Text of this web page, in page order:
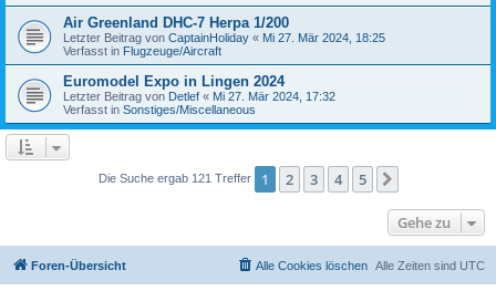
Air Greenland DHC-7 Herpa 1/200
Letzter Beitrag von CaptainHoliday « Mi 27. Mär 2024, 18:25
Verfasst in Flugzeuge/Aircraft
Euromodel Expo in Lingen 2024
Letzter Beitrag von Detlef « Mi 27. Mär 2024, 17:32
Verfasst in Sonstiges/Miscellaneous
Die Suche ergab 121 Treffer 1 2 3 4 5
Gehe zu
Foren-Übersicht Alle Zeiten sind UTC
Alle Cookies löschen